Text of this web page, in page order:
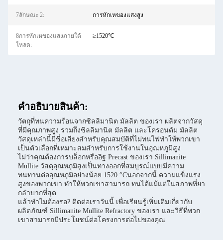
7ลักษณะ 2: การหักเหของแสงสูง
8การหักเหของแสงภายใต้
โหลด:
≥1520℃
คําอธิบายสินค้า:
วัตถุที่ทนความร้อนจากซิลลิมานิต มัลลิต ของเรา ผลิตจากวัสดุ
ที่มีคุณภาพสูง รวมถึงซิลลิมานิต มัลลิต และโครอนดัม มัลลิต
วัสดุเหล่านี้มีชื่อเสียงสําหรับคุณสมบัติที่ไม่ทนไฟทําให้พวกเขา
เป็นตัวเลือกที่เหมาะสมสําหรับการใช้งานในอุณหภูมิสูง
ไม่ว่าคุณต้องการบล็อกหรืออิฐ Precast ของเรา Sillimanite
Mullite วัสดุอุณหภูมิสูงเป็นทางออกที่สมบูรณ์แบบมีความ
ทนทานต่ออุณหภูมิอย่างน้อย 1520 °Cนอกจากนี้ ความแข็งแรง
สูงของพวกเขา ทําให้พวกเขาสามารถ ทนได้แม้แต่ในสภาพที่ยา
กลําบากที่สุด
แล้วทําไมต้องรอ? ติดต่อเราวันนี้ เพื่อเรียนรู้เพิ่มเติมเกี่ยวกับ
ผลิตภัณฑ์ Sillimanite Mullite Refractory ของเรา และวิธีที่พวก
เขาสามารถมีประโยชน์ต่อโครงการต่อไปของคุณ